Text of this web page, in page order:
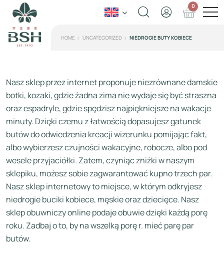
0
HOME UNCATEGORIZED NIEDROGIE BUTY KOBIECE
Nasz sklep przez internet proponuje niezrównane damskie
botki, kozaki, gdzie żadna zima nie wydaje się być straszna
oraz espadryle, gdzie spędzisz najpiękniejsze na wakacje
minuty. Dzięki czemu z łatwością dopasujesz gatunek
butów do odwiedzenia kreacji wizerunku pomijając fakt,
albo wybierzesz czujności wakacyjne, robocze, albo pod
wesele przyjaciółki. Zatem, czyniąc zniżki w naszym
sklepiku, możesz sobie zagwarantować kupno trzech par.
Nasz sklep internetowy to miejsce, w którym odkryjesz
niedrogie buciki kobiece, męskie oraz dziecięce. Nasz
sklep obuwniczy online podaje obuwie dzięki każdą porę
roku. Zadbaj o to, by na wszelką porę r. mieć parę par
butów.